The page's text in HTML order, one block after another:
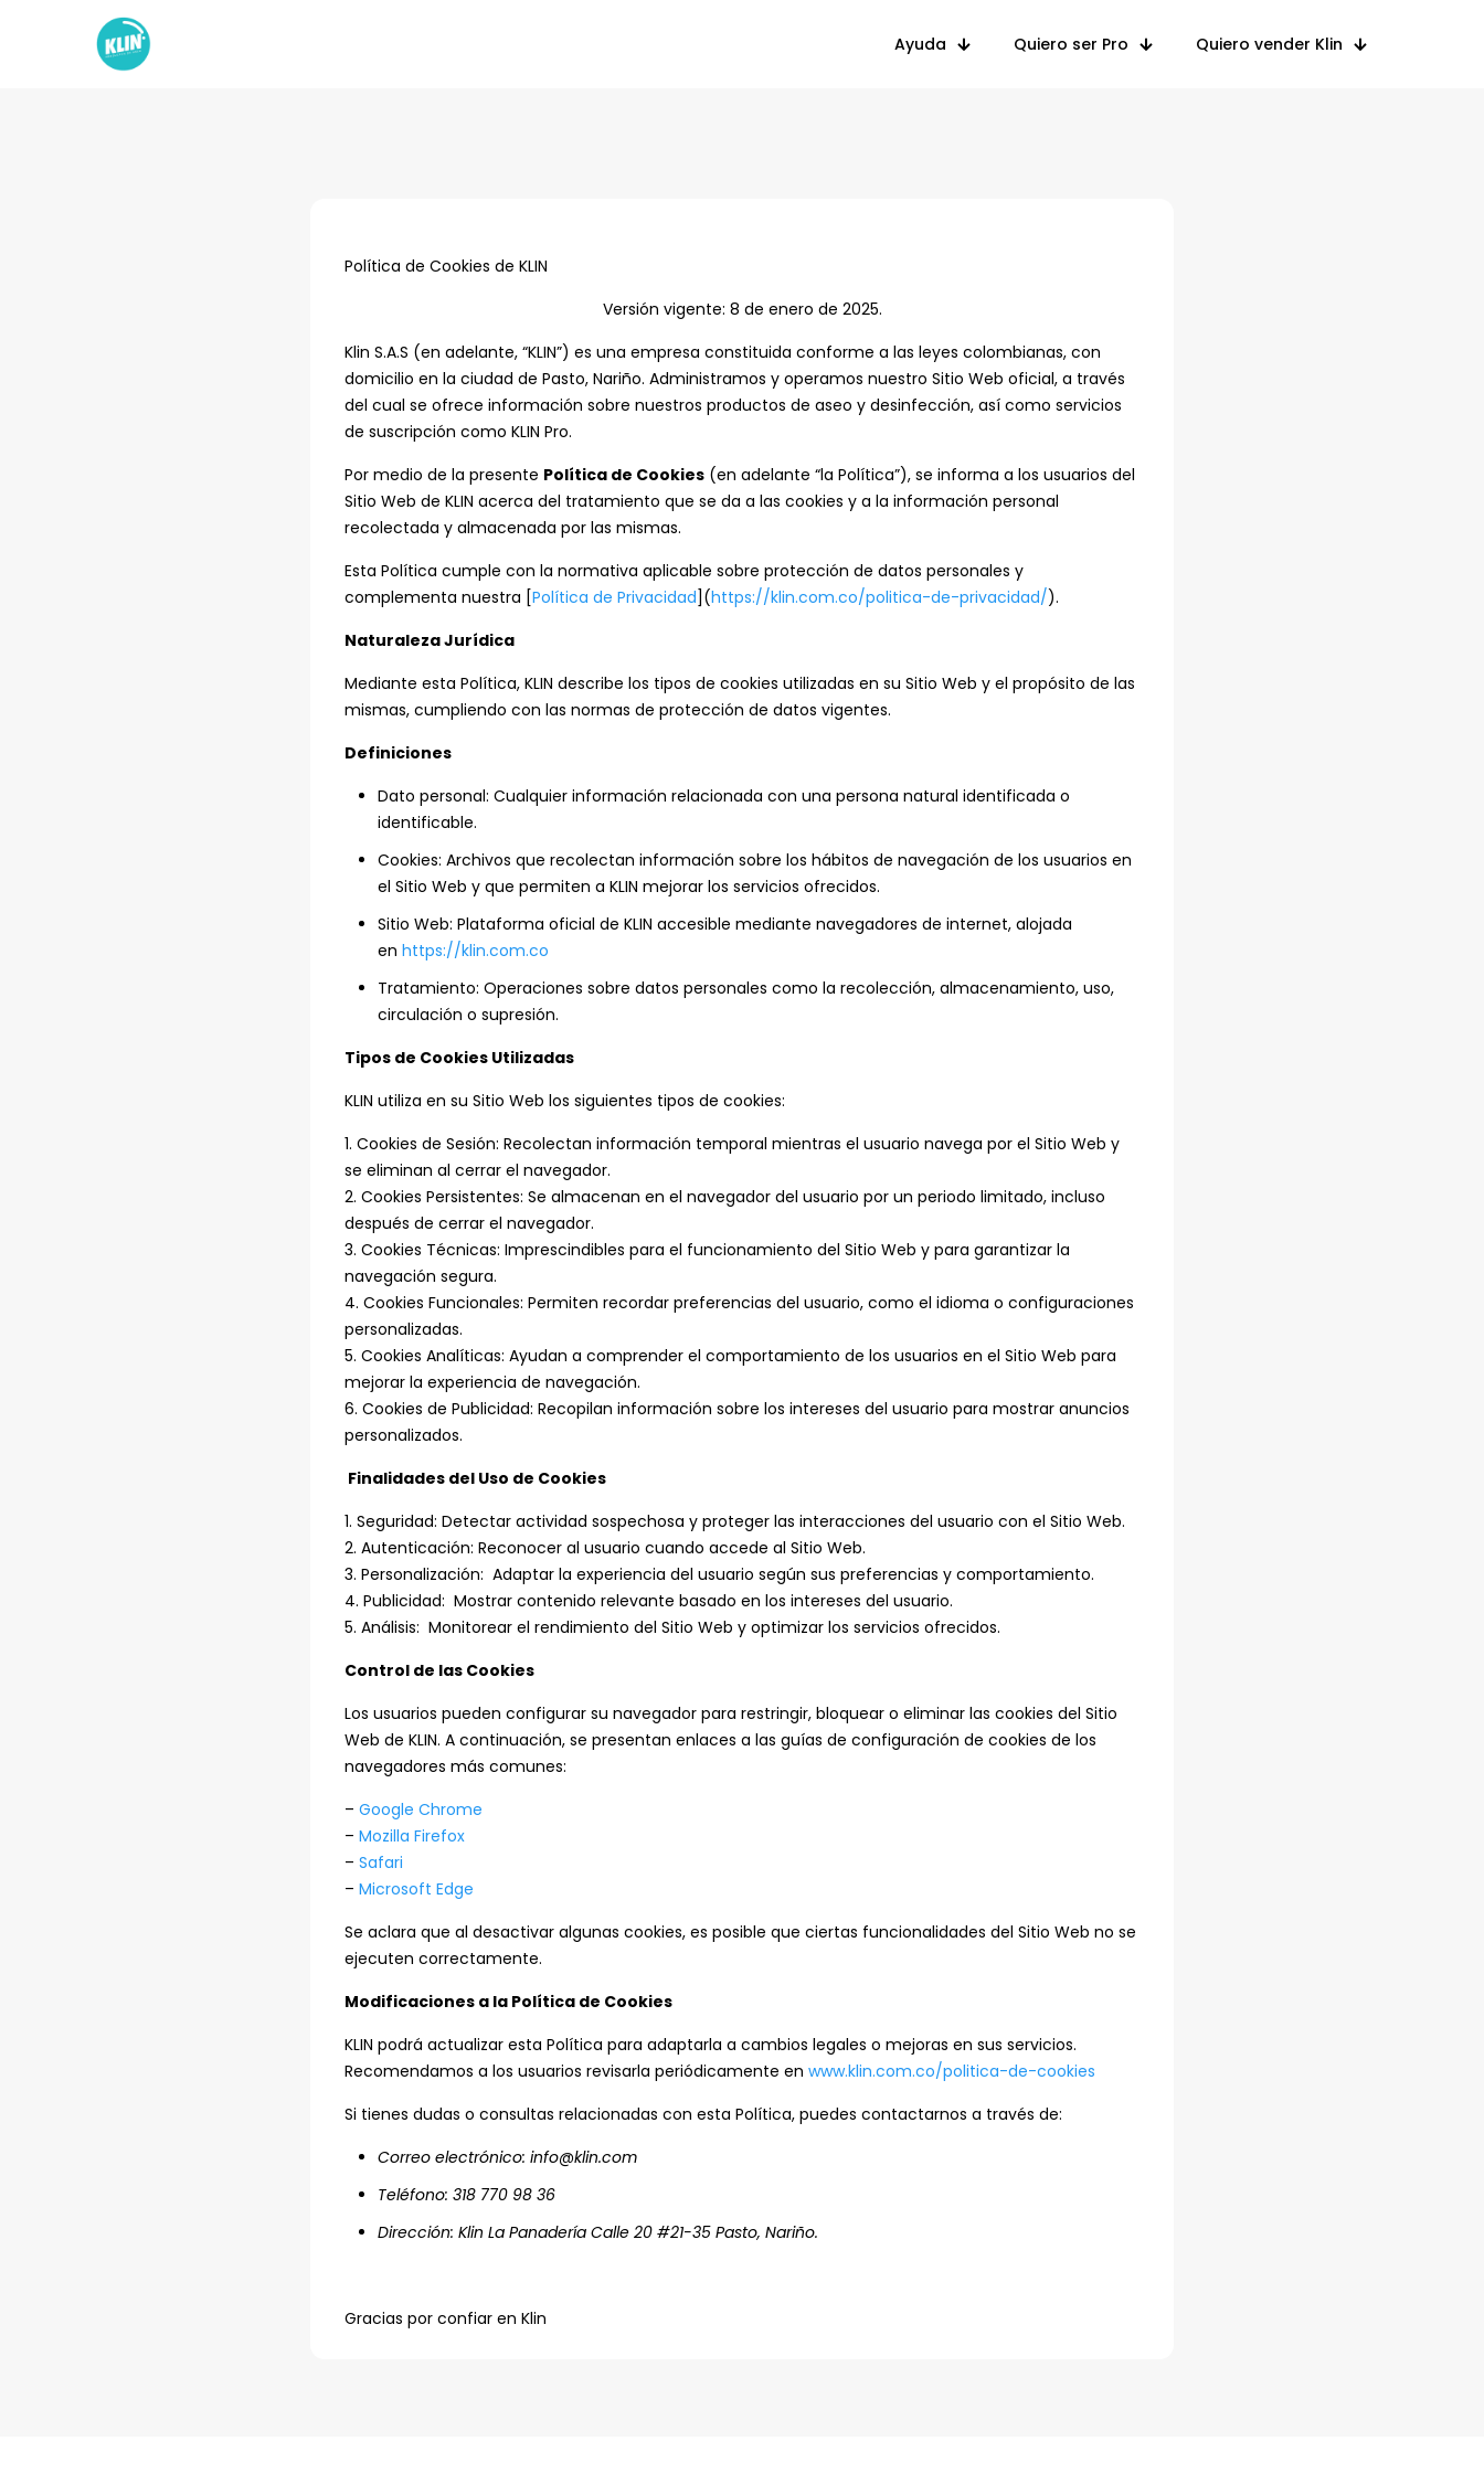
Ayuda Quiero ser Pro Quiero vender Klin
Política de Cookies de KLIN
Versión vigente: 8 de enero de 2025.
Klin S.A.S (en adelante, “KLIN”) es una empresa constituida conforme a las leyes colombianas, con
domicilio en la ciudad de Pasto, Nariño. Administramos y operamos nuestro Sitio Web oficial, a través
del cual se ofrece información sobre nuestros productos de aseo y desinfección, así como servicios
de suscripción como KLIN Pro.
Por medio de la presente Política de Cookies (en adelante “la Política”), se informa a los usuarios del
Sitio Web de KLIN acerca del tratamiento que se da a las cookies y a la información personal
recolectada y almacenada por las mismas.
Esta Política cumple con la normativa aplicable sobre protección de datos personales y
complementa nuestra [Política de Privacidad](https://klin.com.co/politica-de-privacidad/).
Naturaleza Jurídica
Mediante esta Política, KLIN describe los tipos de cookies utilizadas en su Sitio Web y el propósito de las
mismas, cumpliendo con las normas de protección de datos vigentes.
Definiciones
Dato personal: Cualquier información relacionada con una persona natural identificada o
identificable.
Cookies: Archivos que recolectan información sobre los hábitos de navegación de los usuarios en
el Sitio Web y que permiten a KLIN mejorar los servicios ofrecidos.
Sitio Web: Plataforma oficial de KLIN accesible mediante navegadores de internet, alojada
en https://klin.com.co
Tratamiento: Operaciones sobre datos personales como la recolección, almacenamiento, uso,
circulación o supresión.
Tipos de Cookies Utilizadas
KLIN utiliza en su Sitio Web los siguientes tipos de cookies:
1. Cookies de Sesión: Recolectan información temporal mientras el usuario navega por el Sitio Web y
se eliminan al cerrar el navegador.
2. Cookies Persistentes: Se almacenan en el navegador del usuario por un periodo limitado, incluso
después de cerrar el navegador.
3. Cookies Técnicas: Imprescindibles para el funcionamiento del Sitio Web y para garantizar la
navegación segura.
4. Cookies Funcionales: Permiten recordar preferencias del usuario, como el idioma o configuraciones
personalizadas.
5. Cookies Analíticas: Ayudan a comprender el comportamiento de los usuarios en el Sitio Web para
mejorar la experiencia de navegación.
6. Cookies de Publicidad: Recopilan información sobre los intereses del usuario para mostrar anuncios
personalizados.
Finalidades del Uso de Cookies
1. Seguridad: Detectar actividad sospechosa y proteger las interacciones del usuario con el Sitio Web.
2. Autenticación: Reconocer al usuario cuando accede al Sitio Web.
3. Personalización: Adaptar la experiencia del usuario según sus preferencias y comportamiento.
4. Publicidad: Mostrar contenido relevante basado en los intereses del usuario.
5. Análisis: Monitorear el rendimiento del Sitio Web y optimizar los servicios ofrecidos.
Control de las Cookies
Los usuarios pueden configurar su navegador para restringir, bloquear o eliminar las cookies del Sitio
Web de KLIN. A continuación, se presentan enlaces a las guías de configuración de cookies de los
navegadores más comunes:
– Google Chrome
– Mozilla Firefox
– Safari
– Microsoft Edge
Se aclara que al desactivar algunas cookies, es posible que ciertas funcionalidades del Sitio Web no se
ejecuten correctamente.
Modificaciones a la Política de Cookies
KLIN podrá actualizar esta Política para adaptarla a cambios legales o mejoras en sus servicios.
Recomendamos a los usuarios revisarla periódicamente en www.klin.com.co/politica-de-cookies
Si tienes dudas o consultas relacionadas con esta Política, puedes contactarnos a través de:
Correo electrónico: info@klin.com
Teléfono: 318 770 98 36
Dirección: Klin La Panadería Calle 20 #21-35 Pasto, Nariño.
Gracias por confiar en Klin